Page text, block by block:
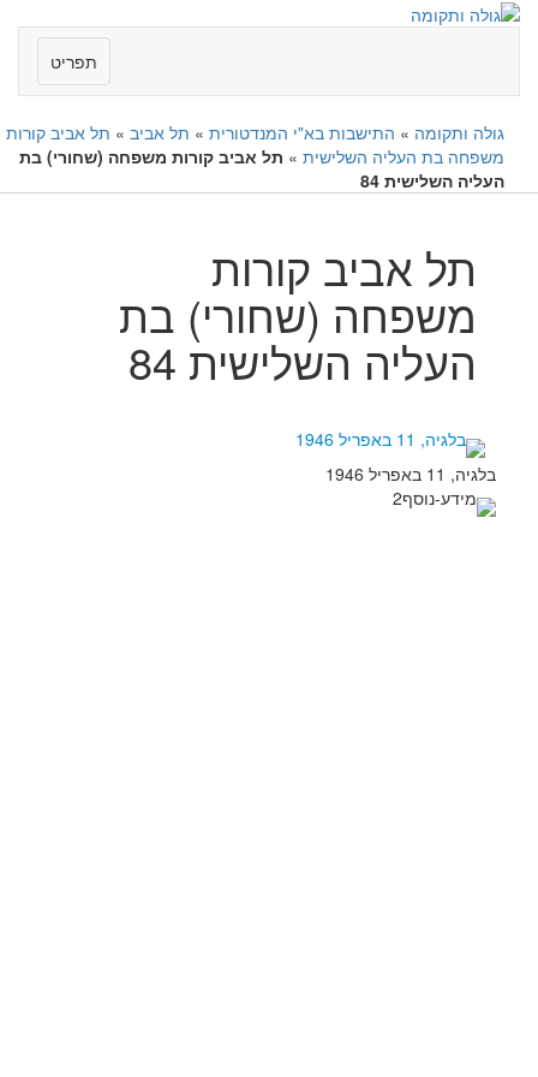
תפריט
גולה ותקומה » התישבות בא"י המנדטורית » תל אביב » תל אביב קורות
משפחה בת העליה השלישית » תל אביב קורות משפחה (שחורי) בת
העליה השלישית 84
תל אביב קורות
משפחה (שחורי) בת
העליה השלישית 84
בלגיה, 11 באפריל 1946